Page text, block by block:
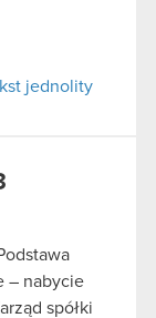
jednolity
– nabycie
spółki